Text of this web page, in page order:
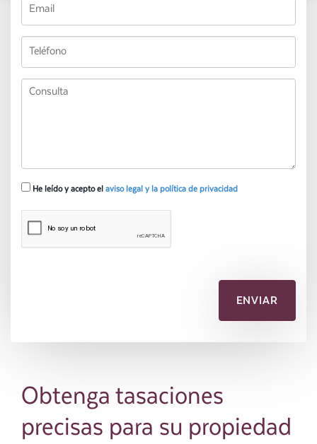
He leído y acepto el aviso legal y la política de privacidad
Obtenga tasaciones
precisas para su propiedad